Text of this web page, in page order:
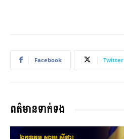
Facebook Twitter
ពត៌មានទាក់ទង